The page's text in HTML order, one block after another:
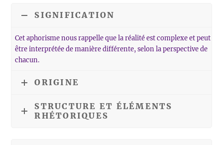
SIGNIFICATION
Cet aphorisme nous rappelle que la réalité est complexe et peut
être interprétée de manière différente, selon la perspective de
chacun.
ORIGINE
STRUCTURE ET ÉLÉMENTS
RHÉTORIQUES